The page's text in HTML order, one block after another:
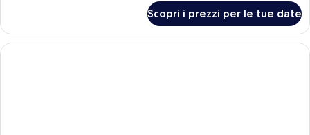
disabili
Deluxe,
accessibile
ai
Scopri i prezzi per le tue date